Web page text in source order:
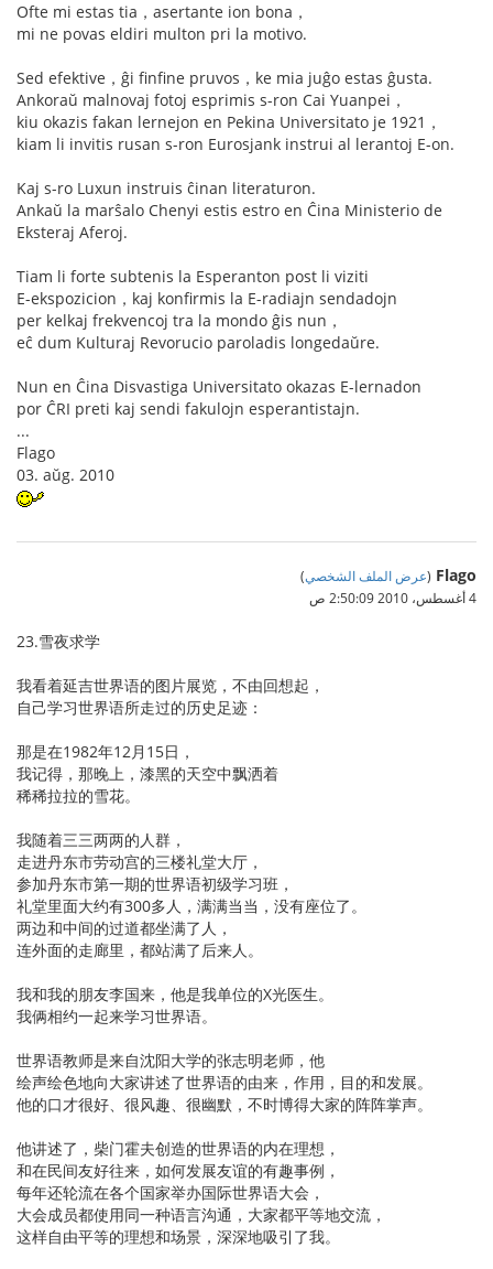
Ofte mi estas tia，asertante ion bona，
mi ne povas eldiri multon pri la motivo.
Sed efektive，ĝi finfine pruvos，ke mia juĝo estas ĝusta.
Ankoraŭ malnovaj fotoj esprimis s-ron Cai Yuanpei，
kiu okazis fakan lernejon en Pekina Universitato je 1921，
kiam li invitis rusan s-ron Eurosjank instrui al lerantoj E-on.
Kaj s-ro Luxun instruis ĉinan literaturon.
Ankaŭ la marŝalo Chenyi estis estro en Ĉina Ministerio de
Eksteraj Aferoj.
Tiam li forte subtenis la Esperanton post li viziti
E-ekspozicion，kaj konfirmis la E-radiajn sendadojn
per kelkaj frekvencoj tra la mondo ĝis nun，
eĉ dum Kulturaj Revorucio paroladis longedaŭre.
Nun en Ĉina Disvastiga Universitato okazas E-lernadon
por ĈRI preti kaj sendi fakulojn esperantistajn.
...
Flago
03. aŭg. 2010
Flago
(عرض الملف الشخصي)
4 أغسطس، 2010 2:50:09 ص
23.雪夜求学
我看着延吉世界语的图片展览，不由回想起，
自己学习世界语所走过的历史足迹：
那是在1982年12月15日，
我记得，那晚上，漆黑的天空中飘洒着
稀稀拉拉的雪花。
我随着三三两两的人群，
走进丹东市劳动宫的三楼礼堂大厅，
参加丹东市第一期的世界语初级学习班，
礼堂里面大约有300多人，满满当当，没有座位了。
两边和中间的过道都坐满了人，
连外面的走廊里，都站满了后来人。
我和我的朋友李国来，他是我单位的X光医生。
我俩相约一起来学习世界语。
世界语教师是来自沈阳大学的张志明老师，他
绘声绘色地向大家讲述了世界语的由来，作用，目的和发展。
他的口才很好、很风趣、很幽默，不时博得大家的阵阵掌声。
他讲述了，柴门霍夫创造的世界语的内在理想，
和在民间友好往来，如何发展友谊的有趣事例，
每年还轮流在各个国家举办国际世界语大会，
大会成员都使用同一种语言沟通，大家都平等地交流，
这样自由平等的理想和场景，深深地吸引了我。